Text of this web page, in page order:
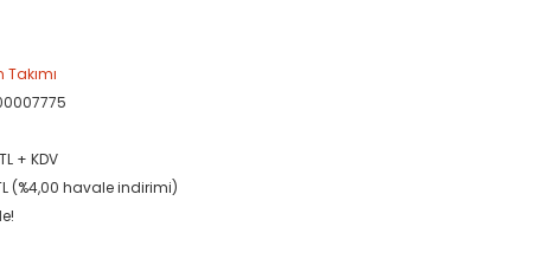
+ KDV
(%4,00 havale indirimi)